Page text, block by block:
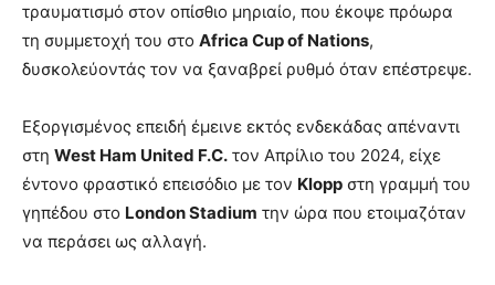
τραυματισμό στον οπίσθιο μηριαίο, που έκοψε πρόωρα
τη συμμετοχή του στο Africa Cup of Nations,
δυσκολεύοντάς τον να ξαναβρεί ρυθμό όταν επέστρεψε.
Εξοργισμένος επειδή έμεινε εκτός ενδεκάδας απέναντι
στη West Ham United F.C. τον Απρίλιο του 2024, είχε
έντονο φραστικό επεισόδιο με τον Klopp στη γραμμή του
γηπέδου στο London Stadium την ώρα που ετοιμαζόταν
να περάσει ως αλλαγή.